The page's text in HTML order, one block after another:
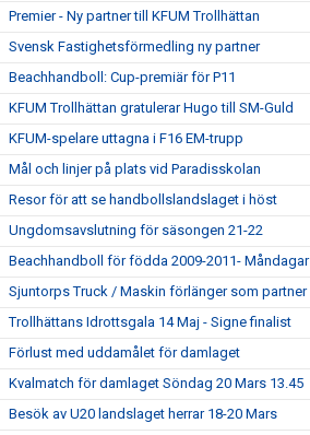
Premier - Ny partner till KFUM Trollhättan
Svensk Fastighetsförmedling ny partner
Beachhandboll: Cup-premiär för P11
KFUM Trollhättan gratulerar Hugo till SM-Guld
KFUM-spelare uttagna i F16 EM-trupp
Mål och linjer på plats vid Paradisskolan
Resor för att se handbollslandslaget i höst
Ungdomsavslutning för säsongen 21-22
Beachhandboll för födda 2009-2011- Måndagar
Sjuntorps Truck / Maskin förlänger som partner
Trollhättans Idrottsgala 14 Maj - Signe finalist
Förlust med uddamålet för damlaget
Kvalmatch för damlaget Söndag 20 Mars 13.45
Besök av U20 landslaget herrar 18-20 Mars